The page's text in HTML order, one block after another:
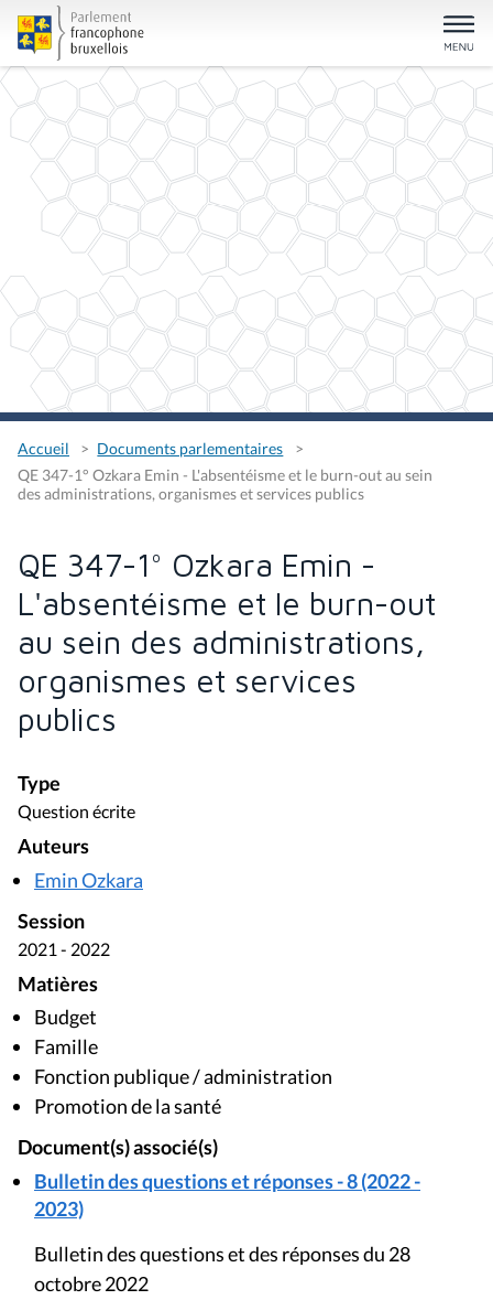
Accueil
Documents parlementaires
QE 347-1° Ozkara Emin - L'absentéisme et le burn-out au sein
des administrations, organismes et services publics
QE 347-1° Ozkara Emin -
L'absentéisme et le burn-out
au sein des administrations,
organismes et services
publics
Type
Question écrite
Auteurs
Emin Ozkara
Session
2021 - 2022
Matières
Budget
Famille
Fonction publique / administration
Promotion de la santé
Document(s) associé(s)
Bulletin des questions et réponses - 8 (2022 -
2023)
Bulletin des questions et des réponses du 28
octobre 2022